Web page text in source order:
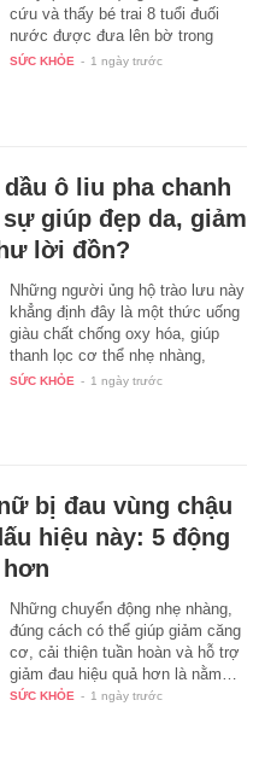
cứu và thấy bé trai 8 tuổi đuối
nước được đưa lên bờ trong
tình…
SỨC KHỎE - 1 ngày trước
ô liu pha chanh
giúp đẹp da, giảm
lời đồn?
Những người ủng hộ trào lưu này
khẳng định đây là một thức uống
giàu chất chống oxy hóa, giúp
thanh lọc cơ thể nhẹ nhàng,
tăng…
SỨC KHỎE - 1 ngày trước
bị đau vùng chậu
hiệu này: 5 động
Những chuyển động nhẹ nhàng,
đúng cách có thể giúp giảm căng
cơ, cải thiện tuần hoàn và hỗ trợ
giảm đau hiệu quả hơn là nằm…
SỨC KHỎE - 1 ngày trước